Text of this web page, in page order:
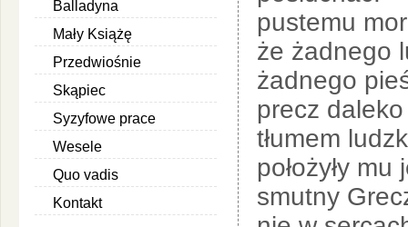
Balladyna
Mały Książę
Przedwiośnie
Skąpiec
Syzyfowe prace
Wesele
Quo vadis
Kontakt
pustemu
że żadnego
żadnego
precz
tłumem
położyły
smutny